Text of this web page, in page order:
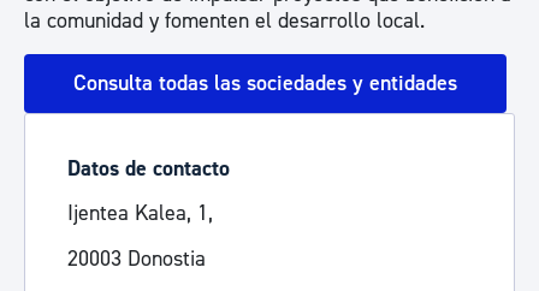
la comunidad y fomenten el desarrollo local.
Consulta todas las sociedades y entidades
Datos de contacto
Ijentea Kalea, 1,
20003 Donostia